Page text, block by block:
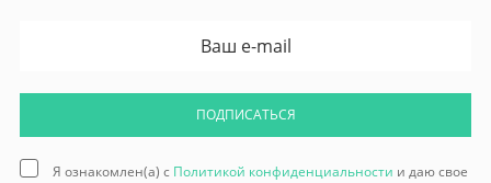
ПОДПИСАТЬСЯ
Я ознакомлен(а) с Политикой конфиденциальности и даю свое